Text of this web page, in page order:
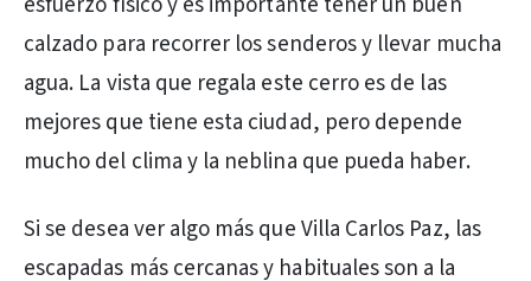
calzado para recorrer los senderos y llevar mucha
agua. La vista que regala este cerro es de las
mejores que tiene esta ciudad, pero depende
mucho del clima y la neblina que pueda haber.
Si se desea ver algo más que Villa Carlos Paz, las
escapadas más cercanas y habituales son a la